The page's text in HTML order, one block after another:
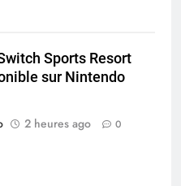
Sports Resort
sur Nintendo
2 heures ago 0